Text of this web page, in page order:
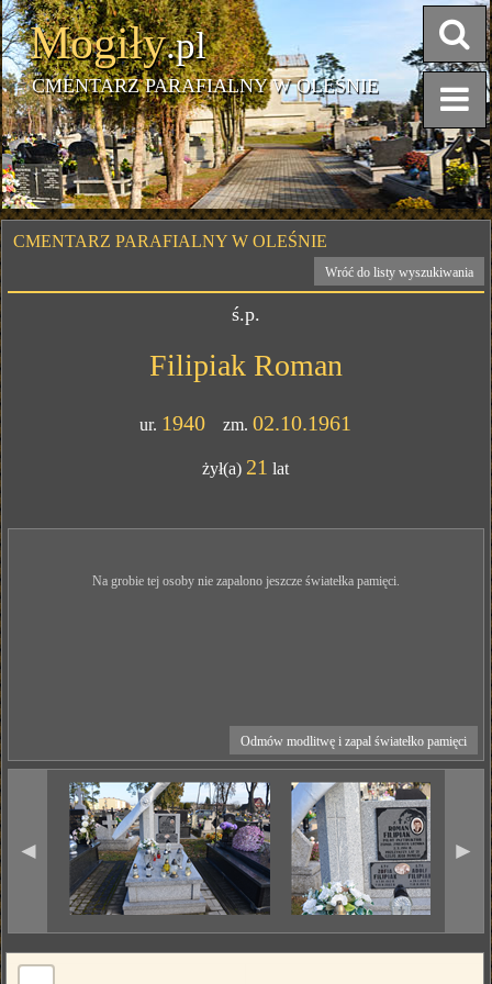
Mogiły.pl
CMENTARZ PARAFIALNY W OLEŚNIE
CMENTARZ PARAFIALNY W OLEŚNIE
Wróć do listy wyszukiwania
ś.p.
Filipiak Roman
ur. 1940 zm.02.10.1961
żył(a) 21 lat
Na grobie tej osoby nie zapalono jeszcze światełka pamięci.
Odmów modlitwę i zapal światełko pamięci
◄ ►